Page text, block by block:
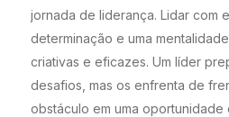
jornada de liderança. Lidar com
determinação e uma
criativas e eficazes. Um líder
desafios, mas os enfrenta de
obstáculo em uma